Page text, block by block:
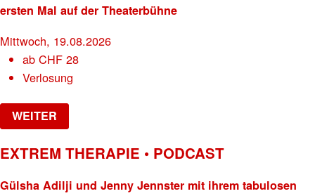
ersten Mal auf der Theaterbühne
Mittwoch, 19.08.2026
abCHF 28
Verlosung
WEITER
EXTREM THERAPIE • PODCAST
Gülsha Adilji und Jenny Jennster mit ihrem tabulosen